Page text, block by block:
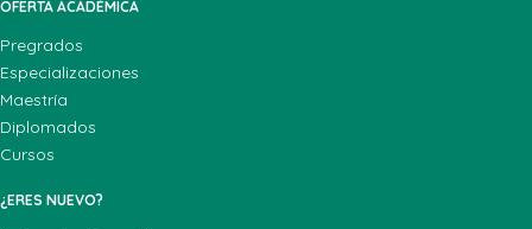
OFERTA ACADÉMICA
Pregrados
Especializaciones
Maestría
Diplomados
Cursos
¿ERES NUEVO?